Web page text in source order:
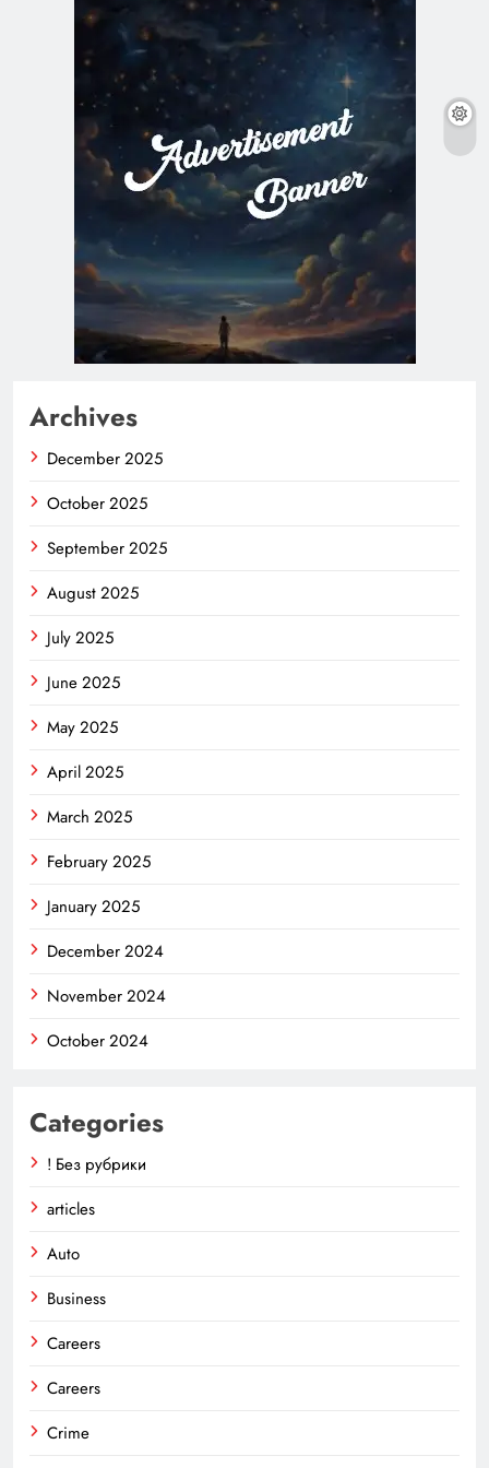
Archives
December 2025
October 2025
September 2025
August 2025
July 2025
June 2025
May 2025
April 2025
March 2025
February 2025
January 2025
December 2024
November 2024
October 2024
Categories
! Без рубрики
articles
Auto
Business
Careers
Careers
Crime